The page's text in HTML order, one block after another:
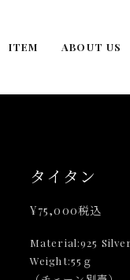
ITEM ABOUT US
タイタン
¥75,000税込
Material:925 Silver
Weight:55ｇ